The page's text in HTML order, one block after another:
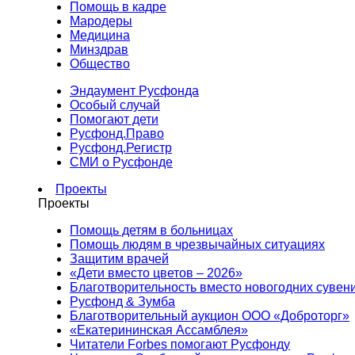
Помощь в кадре
Мародеры
Медицина
Минздрав
Общество
Эндаумент Русфонда
Особый случай
Помогают дети
Русфонд.Право
Русфонд.Регистр
СМИ о Русфонде
Проекты
Проекты
Помощь детям в больницах
Помощь людям в чрезвычайных ситуациях
Защитим врачей
«Дети вместо цветов – 2026»
Благотворительность вместо новогодних
Русфонд & Зумба
Благотворительный аукцион ООО «Доброторг»
«Екатерининская Ассамблея»
Читатели Forbes помогают Русфонду